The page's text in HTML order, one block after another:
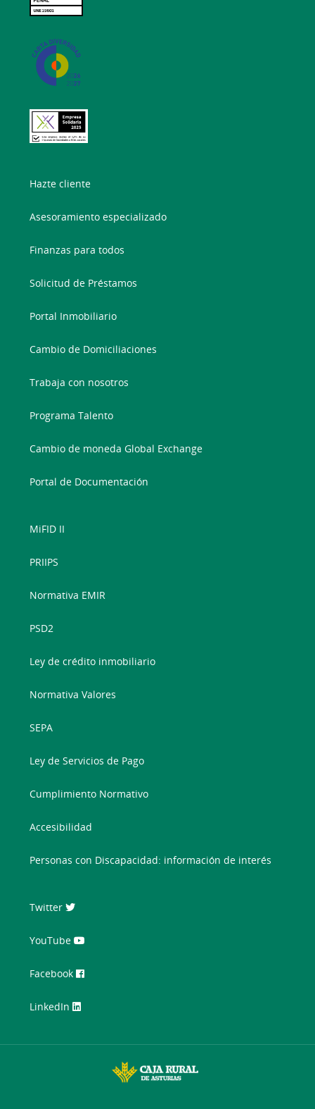
Hazte cliente
Asesoramiento especializado
Finanzas para todos
Solicitud de Préstamos
Portal Inmobiliario
Cambio de Domiciliaciones
Trabaja con nosotros
Programa Talento
Cambio de moneda Global Exchange
Portal de Documentación
MiFID II
PRIIPS
Normativa EMIR
PSD2
Ley de crédito inmobiliario
Normativa Valores
SEPA
Ley de Servicios de Pago
Cumplimiento Normativo
Accesibilidad
Personas con Discapacidad: información de interés
Twitter
YouTube
Facebook
LinkedIn